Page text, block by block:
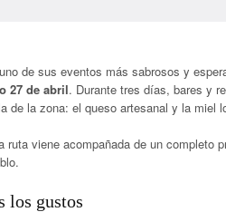
de sus eventos más sabrosos y
27 de abril. Durante tres días, bares y
de la zona: el queso artesanal y la miel
ruta viene acompañada de un completo
los gustos